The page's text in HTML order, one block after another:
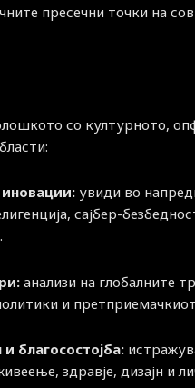
пресечни точки на
со културното,
иновации: увиди во
сајбер-
анализи на глобалните
и
благосостојба:
здравје, дизајн и